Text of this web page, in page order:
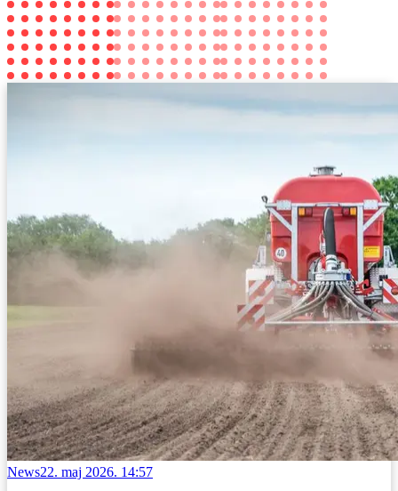
News22. maj 2026. 14:57